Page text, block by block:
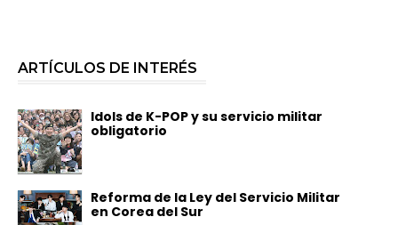
ARTÍCULOS DE INTERÉS
Idols de K-POP y su servicio militar
obligatorio
Reforma de la Ley del Servicio Militar
en Corea del Sur